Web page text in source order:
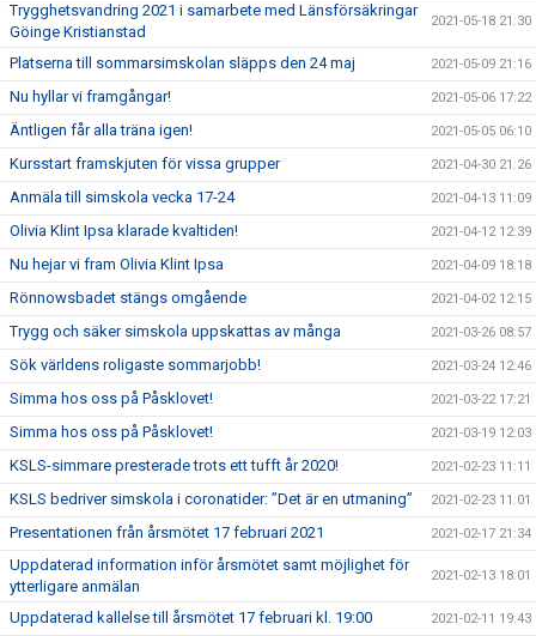
Trygghetsvandring 2021 i samarbete med Länsförsäkringar
Göinge Kristianstad
2021-05-18 21:30
Platserna till sommarsimskolan släpps den 24 maj 2021-05-09 21:16
Nu hyllar vi framgångar! 2021-05-06 17:22
Äntligen får alla träna igen! 2021-05-05 06:10
Kursstart framskjuten för vissa grupper 2021-04-30 21:26
Anmäla till simskola vecka 17-24 2021-04-13 11:09
Olivia Klint Ipsa klarade kvaltiden! 2021-04-12 12:39
Nu hejar vi fram Olivia Klint Ipsa 2021-04-09 18:18
Rönnowsbadet stängs omgående 2021-04-02 12:15
Trygg och säker simskola uppskattas av många 2021-03-26 08:57
Sök världens roligaste sommarjobb! 2021-03-24 12:46
Simma hos oss på Påsklovet! 2021-03-22 17:21
Simma hos oss på Påsklovet! 2021-03-19 12:03
KSLS-simmare presterade trots ett tufft år 2020! 2021-02-23 11:11
KSLS bedriver simskola i coronatider: ”Det är en utmaning” 2021-02-23 11:01
Presentationen från årsmötet 17 februari 2021 2021-02-17 21:34
Uppdaterad information inför årsmötet samt möjlighet för
ytterligare anmälan
2021-02-13 18:01
Uppdaterad kallelse till årsmötet 17 februari kl. 19:00 2021-02-11 19:43